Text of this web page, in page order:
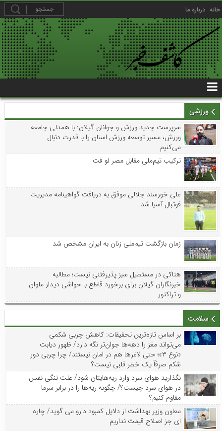
خانه درباره ما
ورزشی
سرپرست جدید ورزش و جوانان گیلان: با همدلی جامعه
ورزش، مسیر توسعه ورزش استان را با قدرت دنبال
می‌کنیم
ترکیب تیم‌ملی مقابل مصر لو فت
علی خورسند جلالی موفق به دریافت گواهینامه مدیریت
فوتبال آسیا شد
زمان بازگشت تیم‌ملی زنان به ایران مشخص شد
هتاکی در مستطیل سبز پذیرفتنی نیست؛ مطالبه
خبرنگاران گیلان برای برخورد قاطع با حواشی دیدار ملوان
و تراکتور
سلامت
بر اساس تازه‌ترین تحقیقات: کاهش چربی شکمی
می‌تواند مغز را دهه‌ها جوان‌تر نگه دارد/ ظهور دیابت
«نوع ۳»؛ حتی لاغرها هم در امان نیستند/ چرا چربی دور
شکم صرفاً یک خطر قلبی نیست؟
نگذارید هوای سرد وارد ریه‌هایتان شود/ علت تنگی نفس
در هوای سرد چیست؟/ چگونه ریه‌ها را در برابر سرما
مقاوم کنیم؟
معاون وزیر بهداشت از دلایل کمبود دارو می گوید/ چاره
ای جز اصلاح قیمت نداریم